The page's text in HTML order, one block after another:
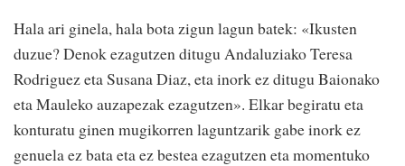
Hala ari ginela, hala bota zigun lagun batek: «Ikusten
duzue? Denok ezagutzen ditugu Andaluziako Teresa
Rodriguez eta Susana Diaz, eta inork ez ditugu Baionako
eta Mauleko auzapezak ezagutzen». Elkar begiratu eta
konturatu ginen mugikorren laguntzarik gabe inork ez
genuela ez bata eta ez bestea ezagutzen eta momentuko